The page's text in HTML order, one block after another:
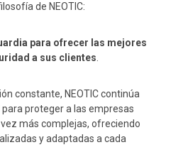
de NEOTIC:
para ofrecer las mejores
a sus clientes
constante, NEOTIC continúa
proteger a las empresas
más complejas, ofreciendo
y adaptadas a cada